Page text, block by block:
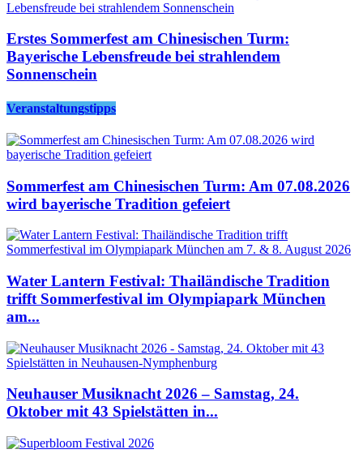
Erstes Sommerfest am Chinesischen Turm:
Bayerische Lebensfreude bei strahlendem
Sonnenschein
Veranstaltungstipps
Sommerfest am Chinesischen Turm: Am 07.08.2026
wird bayerische Tradition gefeiert
Water Lantern Festival: Thailändische Tradition
trifft Sommerfestival im Olympiapark München
am...
Neuhauser Musiknacht 2026 – Samstag, 24.
Oktober mit 43 Spielstätten in...